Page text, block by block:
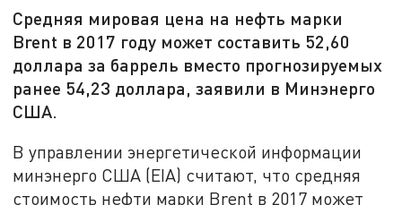
Средняя мировая цена на нефть марки
Brent в 2017 году может составить 52,60
доллара за баррель вместо прогнозируемых
ранее 54,23 доллара, заявили в Минэнерго
США.
В управлении энергетической информации
минэнерго США (EIA) считают, что средняя
стоимость нефти марки Brent в 2017 может